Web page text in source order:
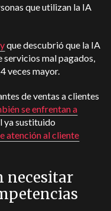
que utilizan la IA
que descubrió que la IA
servicios mal pagados,
veces mayor.
de ventas a clientes
se enfrentan a
ya sustituido
atención al cliente
necesitar